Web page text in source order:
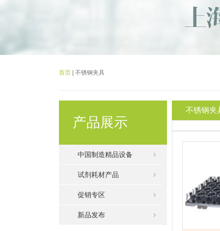
首页 | 不锈钢夹具
产品展示
中国制造精品设备
试剂耗材产品
促销专区
新品发布
不锈钢夹